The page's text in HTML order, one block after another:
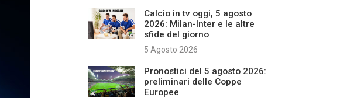
Calcio in tv oggi, 5 agosto
2026: Milan-Inter e le altre
sfide del giorno
5 Agosto 2026
Pronostici del 5 agosto 2026:
preliminari delle Coppe
Europee